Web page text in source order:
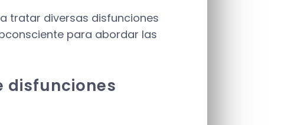
tratar diversas disfunciones
para abordar las
disfunciones